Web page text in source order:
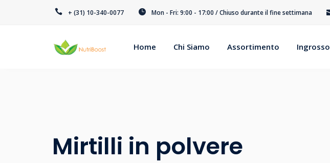
+ (31) 10-340-0077 Mon - Fri: 9:00 - 17:00 / Chiuso durante il fine settimana
Home Chi Siamo Assortimento Ingrosso
Mirtilli in polvere